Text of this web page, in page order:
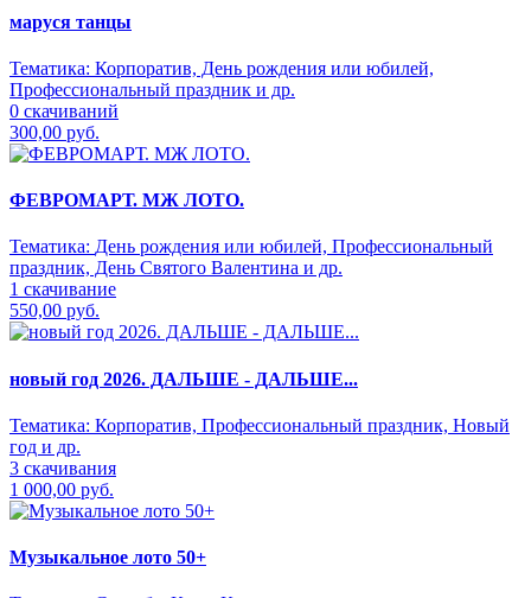
маруся танцы
Тематика: Корпоратив, День рождения или юбилей,
Профессиональный праздник и др.
0 скачиваний
300,00 руб.
ФЕВРОМАРТ. МЖ ЛОТО.
Тематика: День рождения или юбилей, Профессиональный
праздник, День Святого Валентина и др.
1 скачивание
550,00 руб.
новый год 2026. ДАЛЬШЕ - ДАЛЬШЕ...
Тематика: Корпоратив, Профессиональный праздник, Новый
год и др.
3 скачивания
1 000,00 руб.
Музыкальное лото 50+